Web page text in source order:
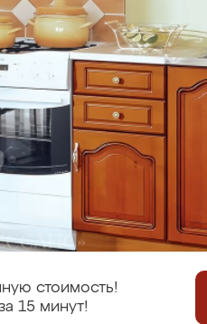
стоимость!
15 минут!